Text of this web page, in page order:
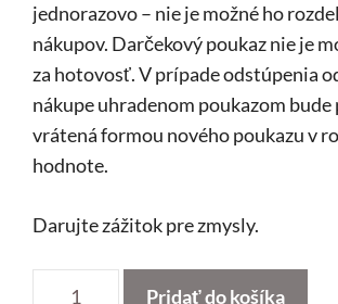
jednorazovo – nie je možné ho
nákupov. Darčekový poukaz nie je
za hotovosť. V prípade odstúpenia
nákupe uhradenom poukazom bude
vrátená formou nového poukazu v
hodnote.
Darujte zážitok pre zmysly.
Pridať do košíka